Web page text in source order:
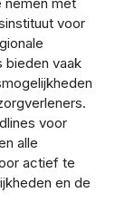
voor
bieden vaak
voor
alle
actief te
en de